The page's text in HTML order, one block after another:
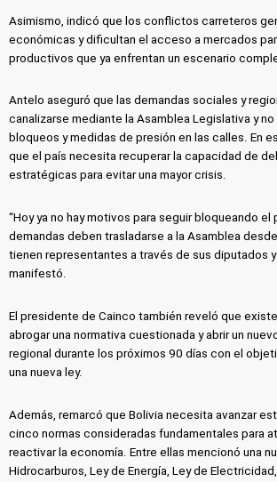
Asimismo, indicó que los conflictos carreteros
económicas y dificultan el acceso a mercados
productivos que ya enfrentan un escenario
Antelo aseguró que las demandas sociales y
canalizarse mediante la Asamblea Legislativa y
bloqueos y medidas de presión en las calles. En
que el país necesita recuperar la capacidad de
estratégicas para evitar una mayor crisis.
“Hoy ya no hay motivos para seguir bloqueando el
demandas deben trasladarse a la Asamblea
tienen representantes a través de sus diputados y
manifestó.
El presidente de Cainco también reveló que
abrogar una normativa cuestionada y abrir un
regional durante los próximos 90 días con el
una nueva ley.
Además, remarcó que Bolivia necesita avanzar
cinco normas consideradas fundamentales para
reactivar la economía. Entre ellas mencionó una
Hidrocarburos, Ley de Energía, Ley de